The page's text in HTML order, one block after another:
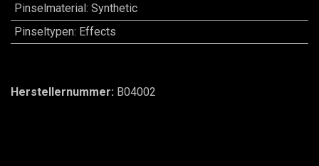
Pinselmaterial: Synthetic
Pinseltypen: Effects
Herstellernummer: B04002